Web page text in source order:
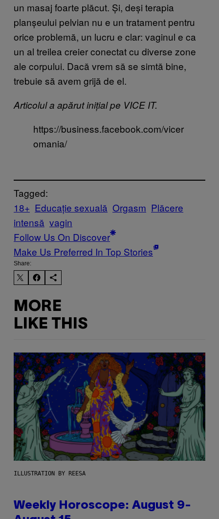
un masaj foarte plăcut. Și, deși terapia
planșeului pelvian nu e un tratament pentru
orice problemă, un lucru e clar: vaginul e ca
un al treilea creier conectat cu diverse zone
ale corpului. Dacă vrem să se simtă bine,
trebuie să avem grijă de el.
Articolul a apărut inițial pe VICE IT.
https://business.facebook.com/vicer
omania/
Tagged:
18+ Educație sexuală Orgasm Plăcere
intensă vagin
Follow Us On Discover
Make Us Preferred In Top Stories
Share:
MORE
LIKE THIS
ILLUSTRATION BY REESA
Weekly Horoscope: August 9-